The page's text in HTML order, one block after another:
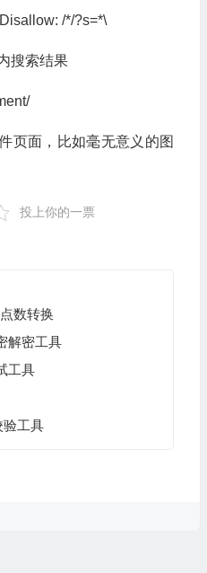
/*/?s=*\
搜索结果
页面，比如毫无意义的图
投上你的一票
数转换
解密工具
工具
验工具